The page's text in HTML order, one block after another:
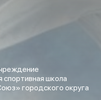
спортивная школа
городского округа